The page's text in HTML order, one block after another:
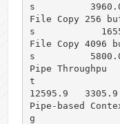
s
File Copy 256
s
File Copy 4096
s
Pipe Throughpu
t
12595.9   3305.9
Pipe-based
g